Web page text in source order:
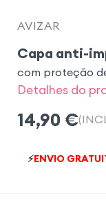
AVIZAR
Capa anti-
com proteção
Detalhes do
14,90 €
⚡ENVIO